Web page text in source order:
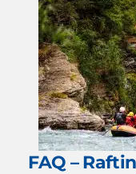
FAQ –